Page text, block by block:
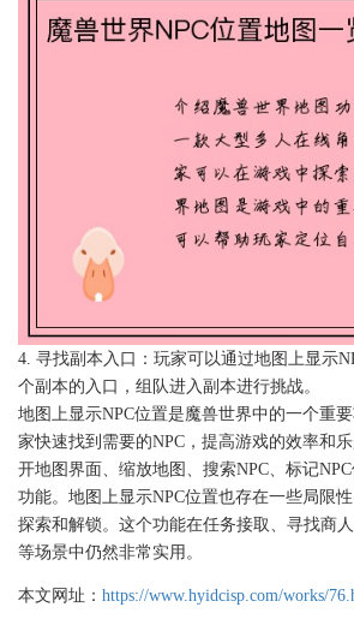
4. 寻找副本入口：玩家可以通过地图上显示
个副本的入口，组队进入副本进行挑战。
地图上显示NPC位置是魔兽世界中的一个重
家快速找到需要的NPC，提高游戏的效率和
开地图界面、缩放地图、搜索NPC、标记
功能。地图上显示NPC位置也存在一些局限
探索和解锁。这个功能在任务接取、寻找商
等场景中仍然非常实用。
本文网址： https://www.hyidcisp.com/works/